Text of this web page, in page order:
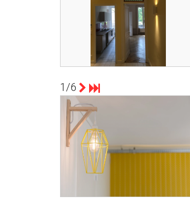
APPARTEMENT ENTIÈREMENT
RÉNOVE TRAVAUX DE JANVIER 2017
A MARS 2017
1/6
count(page_images)1
CHANTIER RÉALISÉ DE FÉVRIER A
AVRIL 2016